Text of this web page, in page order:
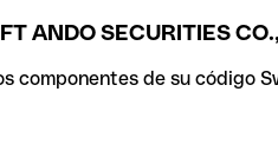
ANDO SECURITIES CO.,
componentes de su código